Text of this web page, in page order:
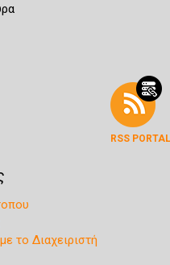
RSS
το Διαχειριστή